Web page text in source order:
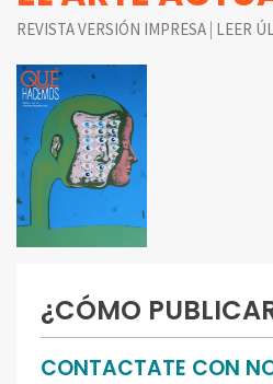
REVISTA VERSIÓN IMPRESA | LEER
¿CÓMO
CONTACTATE CON